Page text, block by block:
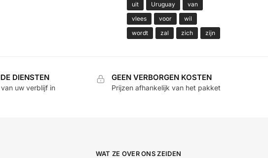
uit
Uruguay
van
vlees
voor
wil
wordt
zal zich zijn
DIENSTEN
uw verblijf in
GEEN VERBORGEN KOSTEN
Prijzen afhankelijk van het pakket
WAT ZE OVER ONS ZEIDEN